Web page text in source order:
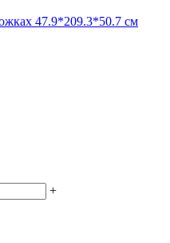
47.9*209.3*50.7 см
+